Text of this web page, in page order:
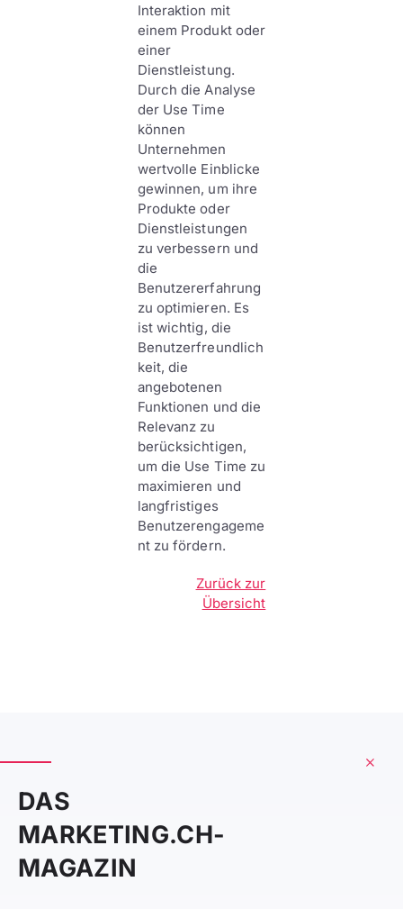
Interaktion mit
einem Produkt oder
einer
Dienstleistung.
Durch die Analyse
der Use Time
können
Unternehmen
wertvolle Einblicke
gewinnen, um ihre
Produkte oder
Dienstleistungen
zu verbessern und
die
Benutzererfahrung
zu optimieren. Es
ist wichtig, die
Benutzerfreundlich
keit, die
angebotenen
Funktionen und die
Relevanz zu
berücksichtigen,
um die Use Time zu
maximieren und
langfristiges
Benutzerengageme
nt zu fördern.
Zurück zur
Übersicht
DAS
MARKETING.CH-
MAGAZIN